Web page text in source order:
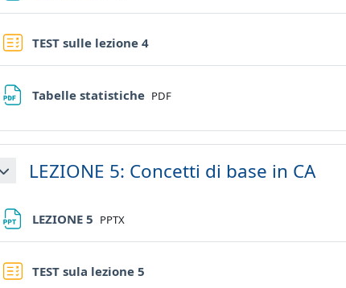
TEST sulle lezione 4Quiz
Tabelle statistiche File
PDF
MinimizzaLEZIONE 5: Concetti di base in CA
LEZIONE 5 File
PPTX
TEST sula lezione 5